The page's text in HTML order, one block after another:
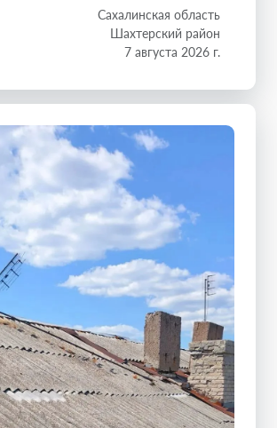
Сахалинская область
Шахтерский район
7 августа 2026 г.